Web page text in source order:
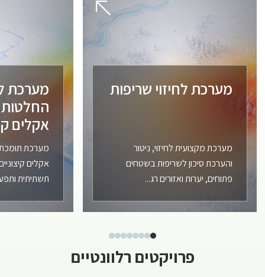
מערכת לחיזוי שריפות
מערכת מקצועית לחיזוי, ניטור
והערכת סיכון לשריפות בשטחים
פתוחים, יערות ואזורים רג...
מערכת
החלטות
אקלים
מערכת תומכת
אקלים
תשתיתית
פרויקטים רלוונטיים